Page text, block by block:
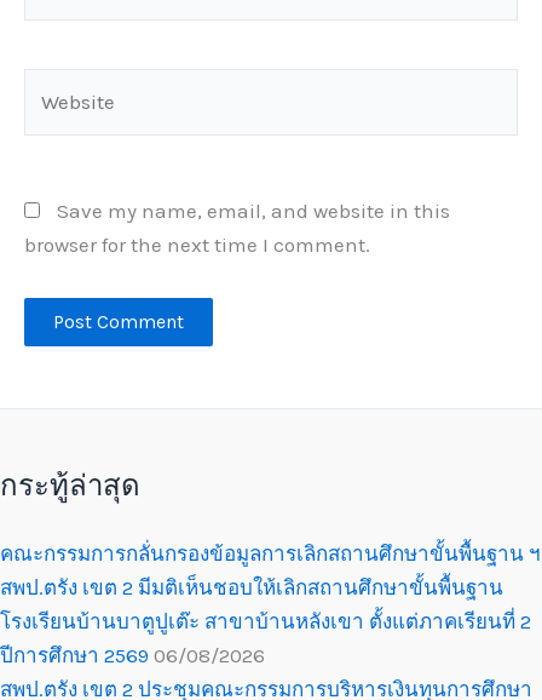
Save my name, email, and website in this
browser for the next time I comment.
กระทู้ล่าสุด
คณะกรรมการกลั่นกรองข้อมูลการเลิกสถานศึกษาขั้นพื้นฐาน ฯ
สพป.ตรัง เขต 2 มีมติเห็นชอบให้เลิกสถานศึกษาขั้นพื้นฐาน
โรงเรียนบ้านบาตูปูเต๊ะ สาขาบ้านหลังเขา ตั้งแต่ภาคเรียนที่ 2
ปีการศึกษา 2569 06/08/2026
สพป.ตรัง เขต 2 ประชุมคณะกรรมการบริหารเงินทุนการศึกษา